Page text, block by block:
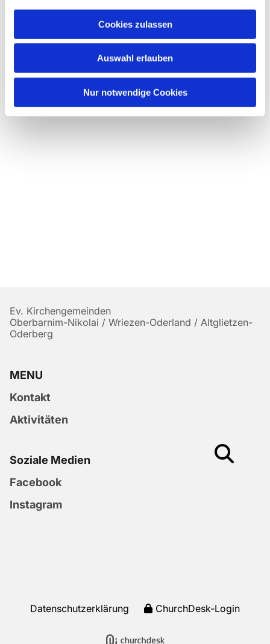
Cookies zulassen
Auswahl erlauben
Nur notwendige Cookies
Ev. Kirchengemeinden
Oberbarnim-Nikolai / Wriezen-Oderland / Altglietzen-
Oderberg
MENU
Kontakt
Aktivitäten
Soziale Medien
Facebook
Instagram
Datenschutzerklärung ChurchDesk-Login